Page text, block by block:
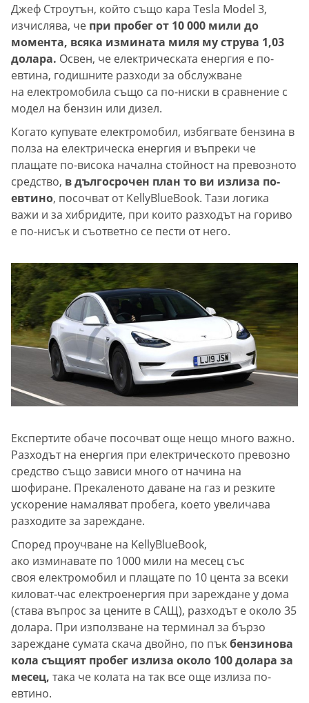
Джеф Строутън, който също кара Tesla Model 3,
изчислява, че при пробег от 10 000 мили до
момента, всяка измината миля му струва 1,03
долара. Освен, че електрическата енергия е по-
евтина, годишните разходи за обслужване
на електромобила също са по-ниски в сравнение с
модел на бензин или дизел.
Когато купувате електромобил, избягвате бензина в
полза на електрическа енергия и въпреки че
плащате по-висока начална стойност на превозното
средство, в дългосрочен план то ви излиза по-
евтино, посочват от KellyBlueBook. Тази логика
важи и за хибридите, при които разходът на гориво
е по-нисък и съответно се пести от него.
Експертите обаче посочват още нещо много важно.
Разходът на енергия при електрическото превозно
средство също зависи много от начина на
шофиране. Прекаленото даване на газ и резките
ускорение намаляват пробега, което увеличава
разходите за зареждане.
Според проучване на KellyBlueBook,
ако изминавате по 1000 мили на месец със
своя електромобил и плащате по 10 цента за всеки
киловат-час електроенергия при зареждане у дома
(става въпрос за цените в САЩ), разходът е около 35
долара. При използване на терминал за бързо
зареждане сумата скача двойно, по пъкбензинова
кола същият пробег излиза около 100 долара за
месец, така че колата на так все още излиза по-
евтино.